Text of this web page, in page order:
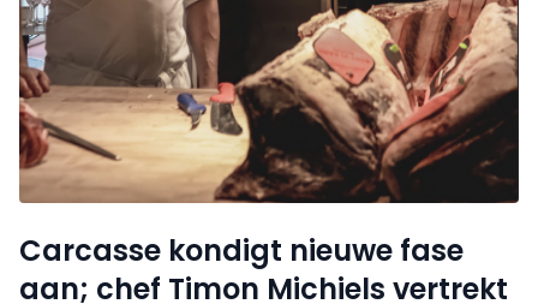
Carcasse kondigt nieuwe fase
aan; chef Timon Michiels vertrekt